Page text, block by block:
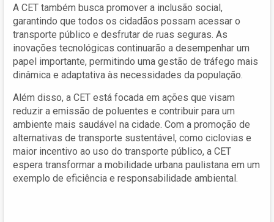
A CET também busca promover a inclusão social,
garantindo que todos os cidadãos possam acessar o
transporte público e desfrutar de ruas seguras. As
inovações tecnológicas continuarão a desempenhar um
papel importante, permitindo uma gestão de tráfego mais
dinâmica e adaptativa às necessidades da população.
Além disso, a CET está focada em ações que visam
reduzir a emissão de poluentes e contribuir para um
ambiente mais saudável na cidade. Com a promoção de
alternativas de transporte sustentável, como ciclovias e
maior incentivo ao uso do transporte público, a CET
espera transformar a mobilidade urbana paulistana em um
exemplo de eficiência e responsabilidade ambiental.